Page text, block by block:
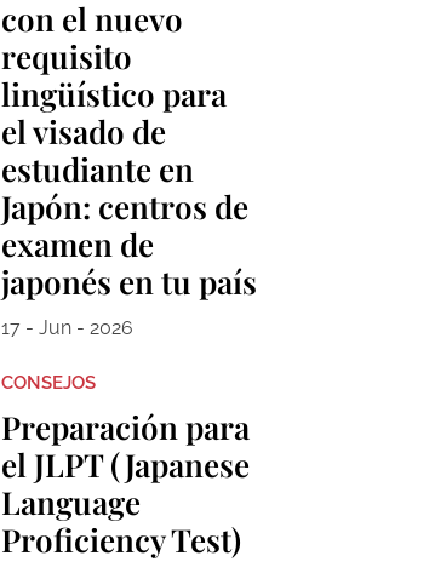
con el nuevo
requisito
lingüístico para
el visado de
estudiante en
Japón: centros de
examen de
japonés en tu país
17 - Jun - 2026
CONSEJOS
Preparación para
el JLPT (Japanese
Language
Proficiency Test)